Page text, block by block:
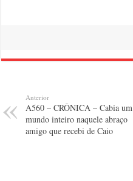
Anterior
A560 – CRÔNICA – Cabia um
mundo inteiro naquele abraço
amigo que recebi de Caio